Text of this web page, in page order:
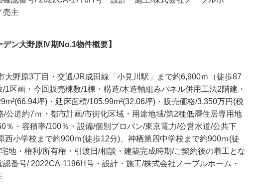
売主
デン大野原Ⅳ期No.1物件概要】
大野原3丁目・交通/JR成田線「小見川駅」まで約6,900ｍ（徒歩87
1区画・今回販売棟数/1棟・構造/木造軸組みパネル併用工法2階建・
坪)・延床面積/105.99m²(32.06坪)・販売価格/3,350万円(税
公道約7ｍ・都市計画/市街化区域・用途地域/第2種低層住居専用地
％・容積率/100％・設備/個別プロパン/東京電力/公営水道/公共下
西小学校まで約900ｍ(徒歩12分)、神栖第四中学校まで約900ｍ(徒
地・権利/所有権・引渡日/相談・建築完成時期/ご契約後の着工とな
認番号/ 2022CA-1196H号・設計・施工/株式会社ノーブルホーム・